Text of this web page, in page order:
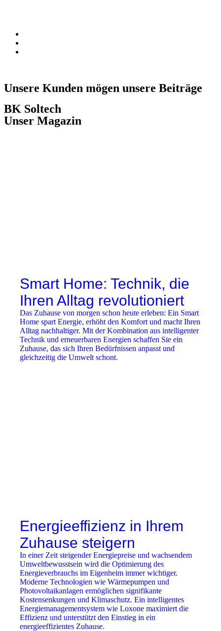
Unsere Kunden mögen unsere Beiträge
BK Soltech
Unser Magazin
Smart Home: Technik, die
Ihren Alltag revolutioniert
Das Zuhause von morgen schon heute erleben: Ein Smart
Home spart Energie, erhöht den Komfort und macht Ihren
Alltag nachhaltiger. Mit der Kombination aus intelligenter
Technik und erneuerbaren Energien schaffen Sie ein
Zuhause, das sich Ihren Bedürfnissen anpasst und
gleichzeitig die Umwelt schont.
Energieeffizienz in Ihrem
Zuhause steigern
In einer Zeit steigender Energiepreise und wachsendem
Umweltbewusstsein wird die Optimierung des
Energieverbrauchs im Eigenheim immer wichtiger.
Moderne Technologien wie Wärmepumpen und
Photovoltaikanlagen ermöglichen signifikante
Kostensenkungen und Klimaschutz. Ein intelligentes
Energiemanagementsystem wie Loxone maximiert die
Effizienz und unterstützt den Einstieg in ein
energieeffizientes Zuhause.